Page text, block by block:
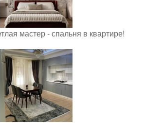
мастер - спальня в квартире!